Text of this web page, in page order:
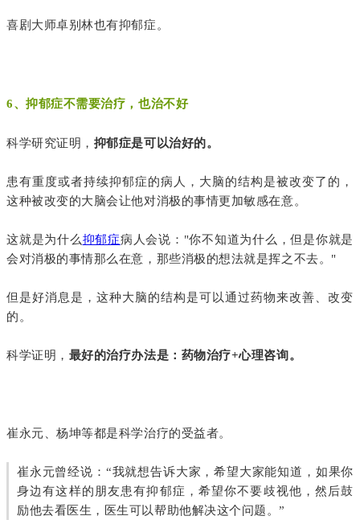
喜剧大师卓别林也有抑郁症。
6、抑郁症不需要治疗，也治不好
科学研究证明， 抑郁症是可以治好的。
患有重度或者持续抑郁症的病人，大脑的结构是被改变了的，
这种被改变的大脑会让他对消极的事情更加敏感在意。
这就是为什么抑郁症病人会说："你不知道为什么，但是你就是
会对消极的事情那么在意，那些消极的想法就是挥之不去。"
但是好消息是，这种大脑的结构是可以通过药物来改善、改变
的。
科学证明， 最好的治疗办法是：药物治疗+心理咨询。
崔永元、杨坤等都是科学治疗的受益者。
崔永元曾经说：“我就想告诉大家，希望大家能知道，如果你
身边有这样的朋友患有抑郁症，希望你不要歧视他，然后鼓
励他去看医生，医生可以帮助他解决这个问题。”